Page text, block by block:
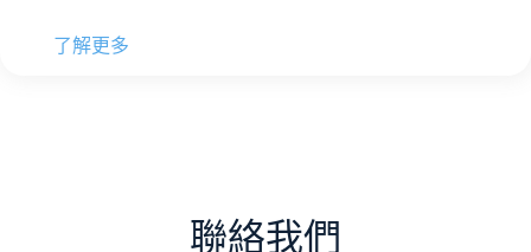
了解更多
聯絡我們